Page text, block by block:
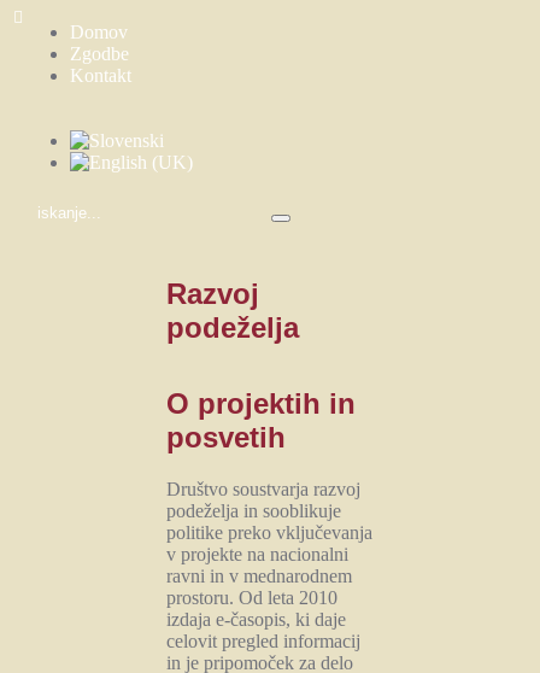
Domov
Zgodbe
Kontakt
Razvoj
podeželja
O projektih in
posvetih
Društvo soustvarja razvoj
podeželja in sooblikuje
politike preko vključevanja
v projekte na nacionalni
ravni in v mednarodnem
prostoru. Od leta 2010
izdaja e-časopis, ki daje
celovit pregled informacij
in je pripomoček za delo